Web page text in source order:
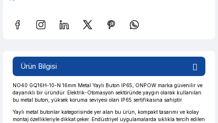
Güvenilir Alışveriş 38,19 TL den başlayan taksitlerle! x 9 %2 İndirim
Ürün Bilgisi
NO40 GQ16H-10-N 16mm Metal Yaylı Buton IP65, ONPOW marka güvenilir ve
dayanıklı bir üründür. Elektrik-Otomasyon sektöründe yaygın olarak kullanılan
bu metal buton, yüksek koruma seviyesi olan IP65 sertifikasına sahiptir.
Yaylı metal butonlar kategorisinde yer alan bu ürün, kompakt tasarımı ve kolay
montaj özellikleriyle dikkat çeker. Endüstriyel uygulamalarda sıklıkla tercih edilen